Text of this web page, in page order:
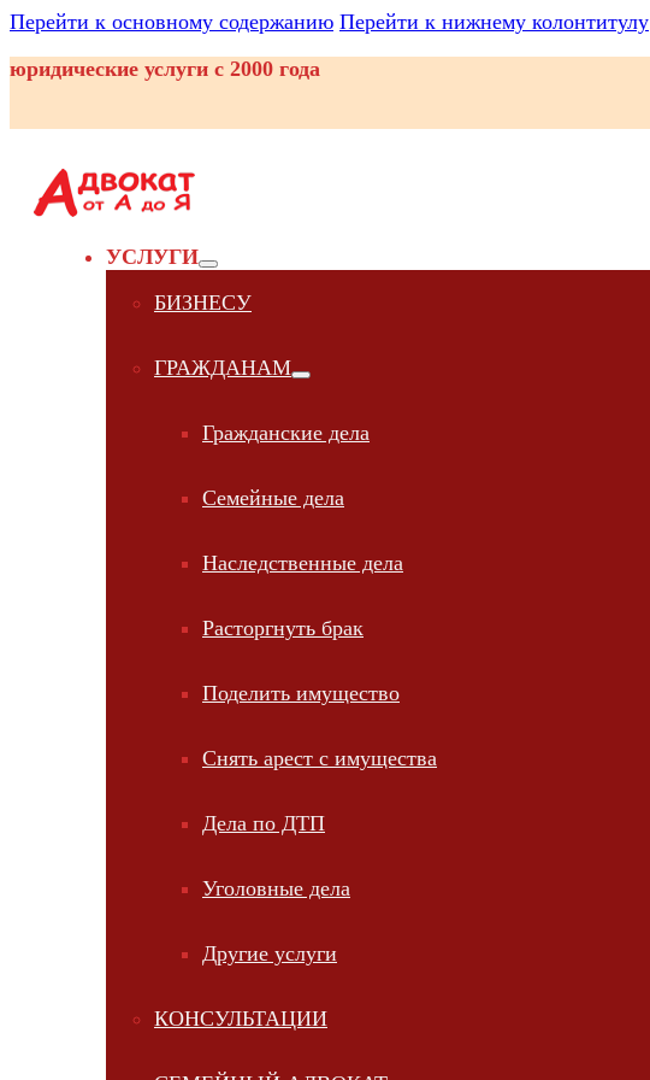
Перейти к основному содержанию Перейти к нижнему колонтитулу
юридические услуги с 2000 года
УСЛУГИ
БИЗНЕСУ
ГРАЖДАНАМ
Гражданские дела
Семейные дела
Наследственные дела
Расторгнуть брак
Поделить имущество
Снять арест с имущества
Дела по ДТП
Уголовные дела
Другие услуги
КОНСУЛЬТАЦИИ